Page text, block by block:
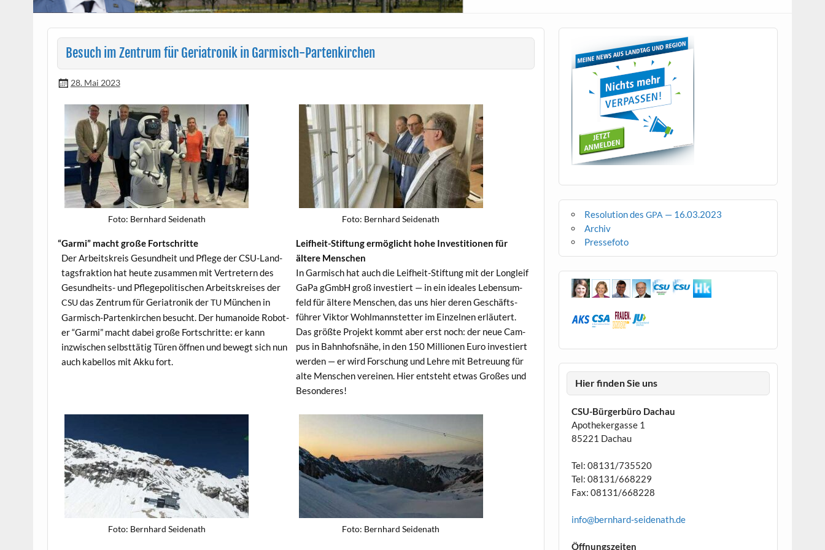
Besuch im Zentrum für Geriatronik in Garmisch-Partenkirchen
28. Mai 2023
Foto: Bern­hard Seidenath
“Gar­mi” macht große Fortschritte
Der Arbeit­skreis Gesund­heit und Pflege der CSU-Land­
tags­frak­tion hat heute zusam­men mit Vertretern des
Gesund­heits- und Pflege­poli­tis­chen Arbeit­skreis­es der
CSUdas Zen­trum für Geri­atron­ik derTU München in
Garmisch-Partenkirchen besucht. Der humanoide Robot­
er “Gar­mi” macht dabei große Fortschritte: er kann
inzwis­chen selb­st­tätig Türen öff­nen und bewegt sich nun
auch kabel­los mit Akku fort.
Foto: Bern­hard Seidenath
Leifheit-Stiftung ermöglicht hohe Investi­tio­nen für
ältere Menschen
In Garmisch hat auch die Leifheit-Stiftung mit der Lon­gleif
GaPa gGmbH groß investiert — in ein ide­ales Leben­sum­
feld für ältere Men­schen, das uns hier deren Geschäfts­
führer Vik­tor Wohlmannstet­ter im Einzel­nen erläutert.
Das größte Pro­jekt kommt aber erst noch: der neue Cam­
pus in Bahn­hof­s­nähe, in den 150 Mil­lio­nen Euro investiert
wer­den — er wird Forschung und Lehre mit Betreu­ung für
alte Men­schen vere­inen. Hier entste­ht etwas Großes und
Besonderes!
Foto: Bern­hard Seidenath Foto: Bern­hard Seidenath
Resolution desGPA — 16.03.2023
Archiv
Pressefoto
Hier finden Sie uns
CSU-Bürgerbüro Dachau
Apothekergasse 1
85221 Dachau
Tel: 08131/735520
Tel: 08131/668229
Fax: 08131/668228
info@bernhard-seidenath.de
Öffnungszeiten